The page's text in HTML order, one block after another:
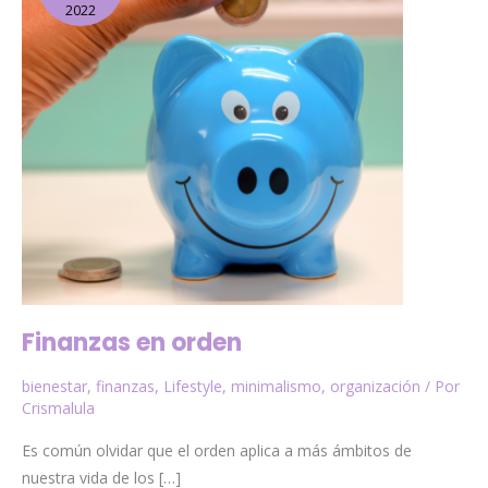
2022
Finanzas en orden
bienestar, finanzas, Lifestyle, minimalismo, organización / Por
Crismalula
Es común olvidar que el orden aplica a más ámbitos de
nuestra vida de los […]